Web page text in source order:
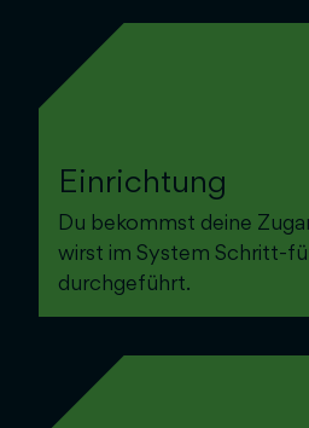
Einrichtung
Du bekommst deine
wirst im System Schritt-
durchgeführt.